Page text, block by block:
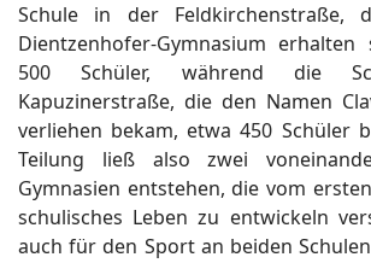
Schule in der Feldkirchenstraße,
Dientzenhofer-Gymnasium
500 Schüler, während die
Kapuzinerstraße, die den Namen
verliehen bekam, etwa 450 Schüler
Teilung ließ also zwei
Gymnasien entstehen, die vom
schulisches Leben zu entwickeln
auch für den Sport an beiden